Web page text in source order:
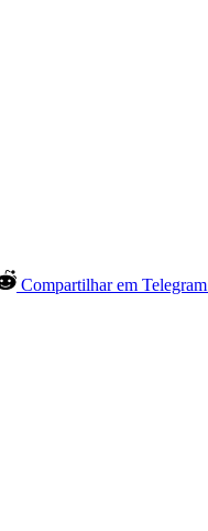
Compartilhar em Telegram